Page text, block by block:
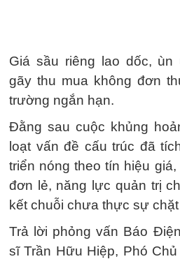
Giá sầu riêng lao dốc,
gãy thu mua không đơn
trường ngắn hạn.
Đằng sau cuộc khủng
loạt vấn đề cấu trúc đã
triển nóng theo tín hiệu
đơn lẻ, năng lực quản trị
kết chuỗi chưa thực sự
Trả lời phỏng vấn Báo
sĩ Trần Hữu Hiệp, Phó